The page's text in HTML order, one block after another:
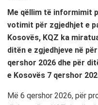
Me qëllim të informimit
votimit për zgjedhjet e
Kosovës, KQZ ka
ditën e zgjedhjeve në
qershor 2026 dhe për
e Kosovës 7 qershor
Më 6 qershor 2026, për